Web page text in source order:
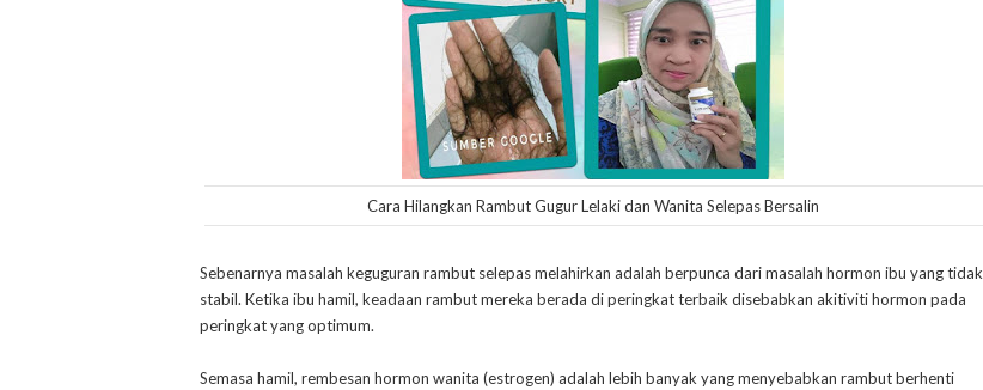
Cara Hilangkan Rambut Gugur Lelaki dan Wanita Selepas Bersalin
Sebenarnya masalah keguguran rambut selepas melahirkan adalah berpunca dari masalah hormon ibu yang tidak
stabil. Ketika ibu hamil, keadaan rambut mereka berada di peringkat terbaik disebabkan akitiviti hormon pada
peringkat yang optimum.
Semasa hamil, rembesan hormon wanita (estrogen) adalah lebih banyak yang menyebabkan rambut berhenti